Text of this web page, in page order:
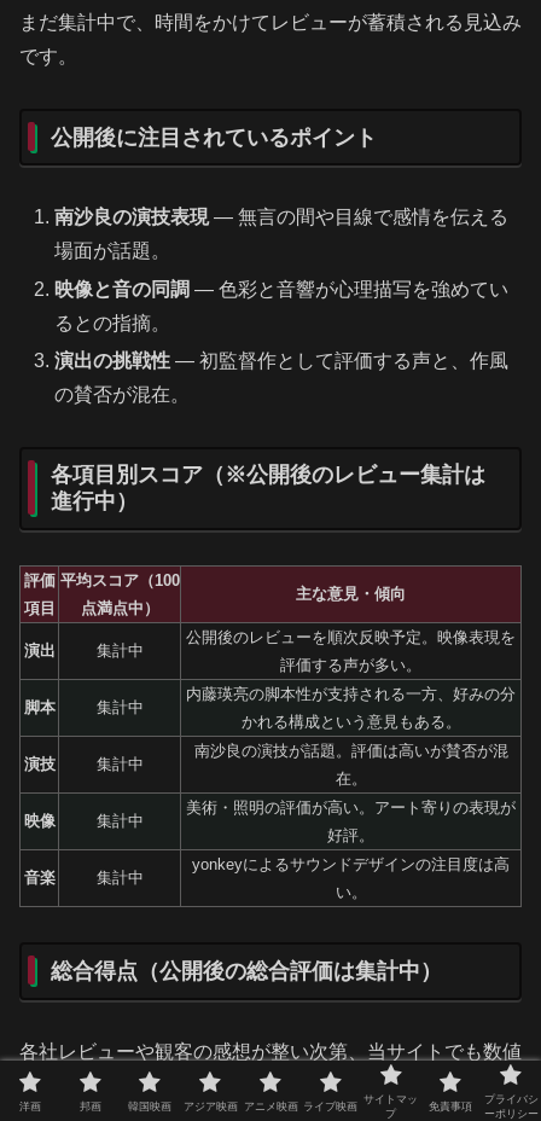
まだ集計中で、時間をかけてレビューが蓄積される見込み
です。
公開後に注目されているポイント
南沙良の演技表現— 無言の間や目線で感情を伝える
場面が話題。
映像と音の同調 — 色彩と音響が心理描写を強めてい
るとの指摘。
演出の挑戦性 — 初監督作として評価する声と、作風
の賛否が混在。
各項目別スコア（※公開後のレビュー集計は
進行中）
評価
項目
平均スコア（100
点満点中）
主な意見・傾向
演出 集計中
公開後のレビューを順次反映予定。映像表現を
評価する声が多い。
脚本 集計中
内藤瑛亮の脚本性が支持される一方、好みの分
かれる構成という意見もある。
演技 集計中
南沙良の演技が話題。評価は高いが賛否が混
在。
映像 集計中
美術・照明の評価が高い。アート寄りの表現が
好評。
音楽 集計中
yonkeyによるサウンドデザインの注目度は高
い。
総合得点（公開後の総合評価は集計中）
各社レビューや観客の感想が整い次第、当サイトでも数値
化して公開します。現時点では、映像と演出に対する注目
洋画 邦画 韓国映画 アジア映画 アニメ映画 ライブ映画
サイトマッ
プ
免責事項
プライバシ
ーポリシー